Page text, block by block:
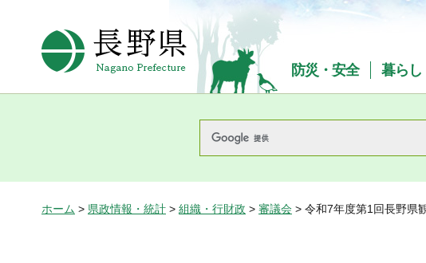
長野県Nagano Prefecture
防災・安全 暮らし
ホーム > 県政情報・統計 > 組織・行財政 > 審議会 > 令和7年度第1回長野県